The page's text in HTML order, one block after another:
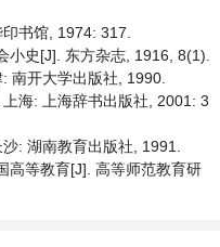
书馆, 1974: 317.
小史[J]. 东方杂志, 1916, 8(1).
南开大学出版社, 1990.
海: 上海辞书出版社, 2001: 3
: 湖南教育出版社, 1991.
高等教育[J]. 高等师范教育研